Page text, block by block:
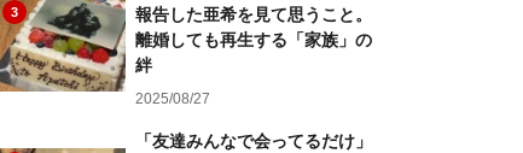
3
報告した亜希を見て思うこと。
離婚しても再生する「家族」の
絆
2025/08/27
「友達みんなで会ってるだけ」